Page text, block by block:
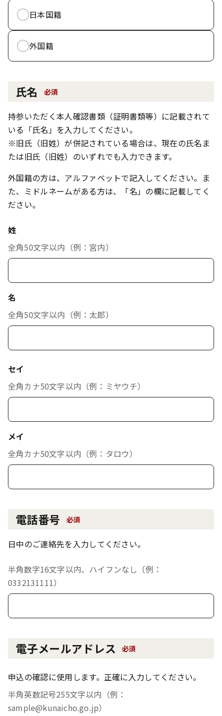
日本国籍
外国籍
氏名 必須
持参いただく本人確認書類（証明書類等）に記載されて
いる「氏名」を入力してください。
※旧氏（旧姓）が併記されている場合は、現在の氏名ま
たは旧氏（旧姓）のいずれでも入力できます。
外国籍の方は、アルファベットで記入してください。ま
た、ミドルネームがある方は、「名」の欄に記載してく
ださい。
姓
全角50文字以内（例：宮内）
名
全角50文字以内（例：太郎）
セイ
全角カナ50文字以内（例：ミヤウチ）
メイ
全角カナ50文字以内（例：タロウ）
電話番号 必須
日中のご連絡先を入力してください。
半角数字16文字以内、ハイフンなし（例：
0332131111）
電子メールアドレス 必須
申込の確認に使用します。正確に入力してください。
半角英数記号255文字以内（例：
sample@kunaicho.go.jp）